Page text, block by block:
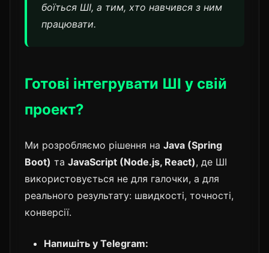
боїться ШІ, а тим, хто навчився з ним
працювати.
Готові інтегрувати ШІ у свій
проект?
Ми розробляємо рішення на Java (Spring
Boot) та JavaScript (Node.js, React), де ШІ
використовується не для галочки, а для
реального результату: швидкості, точності,
конверсії.
Напишіть у Telegram: